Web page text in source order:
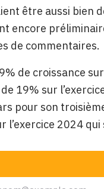
être aussi bien
encore
de commentaires.
de croissance
19% sur
pour son
l’exercice 2024